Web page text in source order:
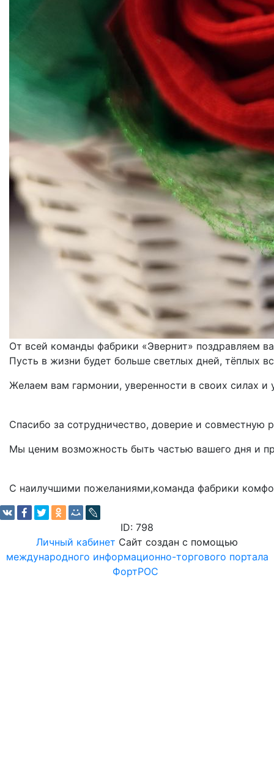
От всей команды фабрики «Эвернит» поздравляем
Пусть в жизни будет больше светлых дней, тёплых
Желаем вам гармонии, уверенности в своих силах и
Спасибо за сотрудничество, доверие и совместную
Мы ценим возможность быть частью вашего дня и
С наилучшими пожеланиями,команда фабрики
ID: 798
Личный кабинет Сайт создан с помощью
международного информационно-торгового портала
ФортРОС